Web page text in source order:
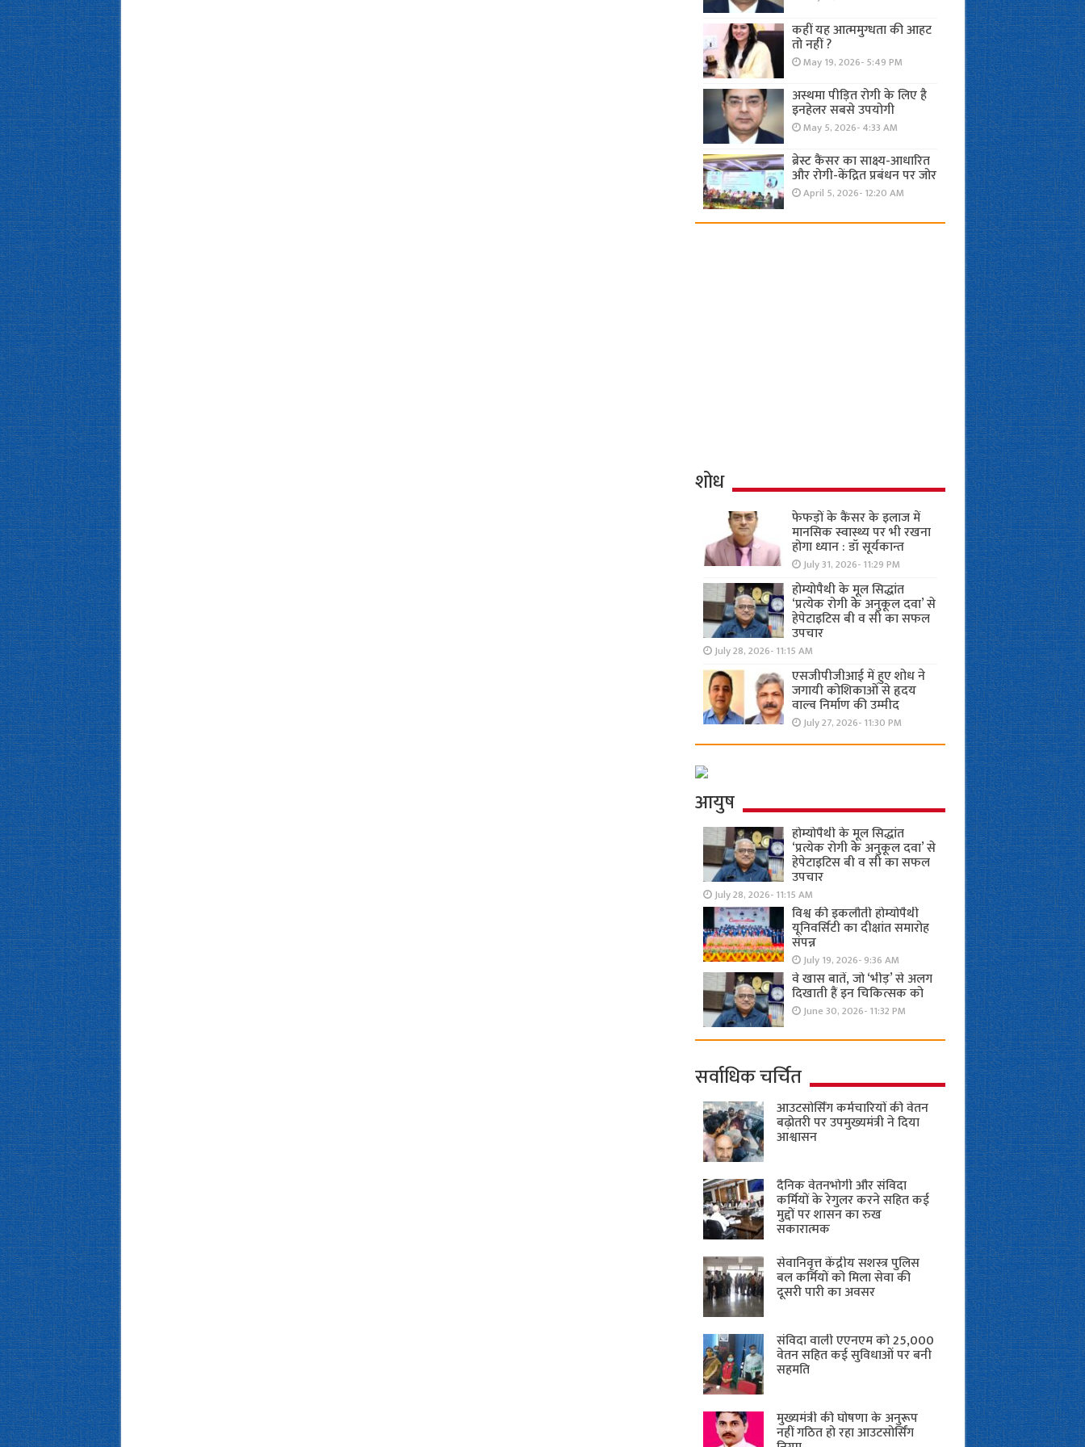
कहीं यह आत्ममुग्धता की आहट
तो नहीं ?
May 19, 2026- 5:49 PM
अस्थमा पीड़ित रोगी के लिए है
इनहेलर सबसे उपयोगी
May 5, 2026- 4:33 AM
ब्रेस्ट कैंसर का साक्ष्य-आधारित
और रोगी-केंद्रित प्रबंधन पर जोर
April 5, 2026- 12:20 AM
शोध
फेफड़ों के कैंसर के इलाज में
मानसिक स्वास्थ्य पर भी रखना
होगा ध्यान : डॉ सूर्यकान्त
July 31, 2026- 11:29 PM
होम्योपैथी के मूल सिद्धांत
‘प्रत्येक रोगी केे अनुकूल दवा’ से
हेपेटाइटिस बी व सी का सफल
उपचार
July 28, 2026- 11:15 AM
एसजीपीजीआई में हुए शोध ने
जगायी कोशिकाओं से हृदय
वाल्व निर्माण की उम्मीद
July 27, 2026- 11:30 PM
आयुष
होम्योपैथी के मूल सिद्धांत
‘प्रत्येक रोगी केे अनुकूल दवा’ से
हेपेटाइटिस बी व सी का सफल
उपचार
July 28, 2026- 11:15 AM
विश्व की इकलौती होम्योपैथी
यूनिवर्सिटी का दीक्षांत समारोह
संपन्न
July 19, 2026- 9:36 AM
वे खास बातें, जो ‘भीड़’ से अलग
दिखाती हैं इन चिकित्सक को
June 30, 2026- 11:32 PM
सर्वाधिक चर्चित
आउटसोर्सिंग कर्मचारियों की वेतन
बढ़ोतरी पर उपमुख्यमंत्री ने दिया
आश्वासन
दैनिक वेतनभोगी और संविदा
कर्मियों के रेगुलर करने सहित कई
मुद्दों पर शासन का रुख
सकारात्मक
सेवानिवृत्त केंद्रीय सशस्त्र पुलिस
बल ​कर्मियों को मिला सेवा की
दूसरी पारी का अवसर
संविदा वाली एएनएम को 25,000
वेतन सहित कई सुविधाओं पर बनी
सहमति
मुख्यमंत्री की घोषणा के अनुरूप
नहीं गठित हो रहा आउटसोर्सिंग